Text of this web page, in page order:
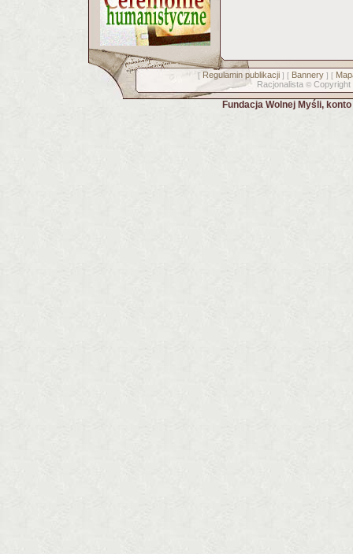
[ Regulamin publikacji] [ Bannery] [
Racjonalista © Copyright
Fundacja Wolnej Myśli,